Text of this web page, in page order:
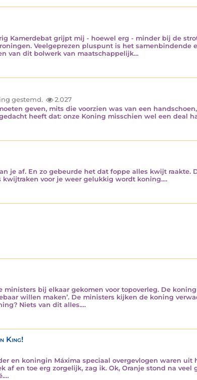
Kamerdebat grijpt mij - hoewel erg - minder bij de
Veelgeprezen pluspunt is het samenbindende
van dit bolwerk van maatschappelijk…
gestemd.
2.027
geven, mits die voorzien was van een
heeft dat: onze Koning misschien wel een deal
je af. En zo gebeurde het dat foppe alles kwijt raakte.
voor je weer gelukkig wordt koning.…
bij elkaar gekomen voor topoverleg. De
willen maken’. De ministers kijken de koning
Niets van dit alles.…
King!
en koningin Máxima speciaal overgevlogen waren uit
af en toe erg zorgelijk, zag ik. Ok, Oranje stond na